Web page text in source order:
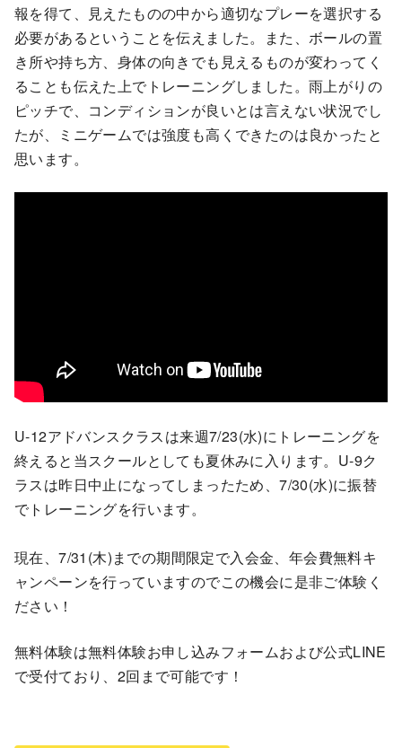
報を得て、見えたものの中から適切なプレーを選択する
必要があるということを伝えました。また、ボールの置
き所や持ち方、身体の向きでも見えるものが変わってく
ることも伝えた上でトレーニングしました。雨上がりの
ピッチで、コンディションが良いとは言えない状況でし
たが、ミニゲームでは強度も高くできたのは良かったと
思います。
U-12アドバンスクラスは来週7/23(水)にトレーニングを
終えると当スクールとしても夏休みに入ります。U-9ク
ラスは昨日中止になってしまったため、7/30(水)に振替
でトレーニングを行います。
現在、7/31(木)までの期間限定で入会金、年会費無料キ
ャンペーンを行っていますのでこの機会に是非ご体験く
ださい！
無料体験は無料体験お申し込みフォームおよび公式LINE
で受付ており、2回まで可能です！